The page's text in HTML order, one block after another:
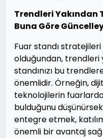
Trendleri Yakından
Buna Göre
Fuar standı
olduğundan, trendleri
standınızı bu
önemlidir. Örneğin,
teknolojilerin
bulduğunu
entegre etmek,
önemli bir avantaj